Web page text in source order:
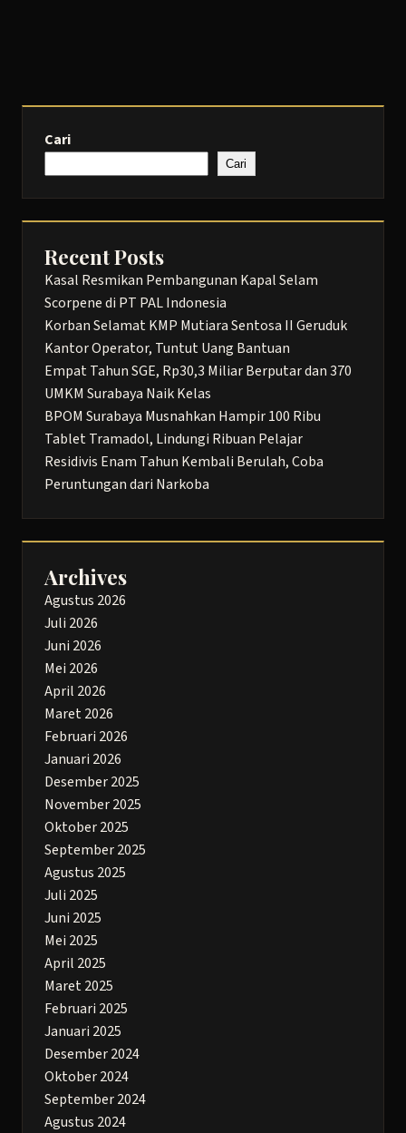
Cari
Cari
Recent Posts
Kasal Resmikan Pembangunan Kapal Selam
Scorpene di PT PAL Indonesia
Korban Selamat KMP Mutiara Sentosa II Geruduk
Kantor Operator, Tuntut Uang Bantuan
Empat Tahun SGE, Rp30,3 Miliar Berputar dan 370
UMKM Surabaya Naik Kelas
BPOM Surabaya Musnahkan Hampir 100 Ribu
Tablet Tramadol, Lindungi Ribuan Pelajar
Residivis Enam Tahun Kembali Berulah, Coba
Peruntungan dari Narkoba
Archives
Agustus 2026
Juli 2026
Juni 2026
Mei 2026
April 2026
Maret 2026
Februari 2026
Januari 2026
Desember 2025
November 2025
Oktober 2025
September 2025
Agustus 2025
Juli 2025
Juni 2025
Mei 2025
April 2025
Maret 2025
Februari 2025
Januari 2025
Desember 2024
Oktober 2024
September 2024
Agustus 2024